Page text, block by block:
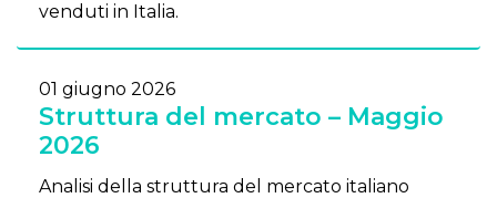
venduti in Italia.
01 giugno 2026
Struttura del mercato – Maggio
2026
Analisi della struttura del mercato italiano